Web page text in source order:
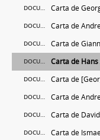
DOCUMENTO Carta de
DOCUMENTO Carta de
DOCUMENTO Carta de
DOCUMENTO Carta de
DOCUMENTO Carta de
DOCUMENTO Carta de
DOCUMENTO Carta de
DOCUMENTO
Carta de